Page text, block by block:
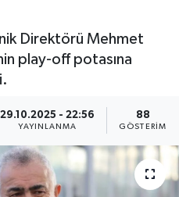
Direktörü Mehmet
play-off potasına
29.10.2025 - 22:56
YAYINLANMA
88
GÖSTERIM
ve Fikstür